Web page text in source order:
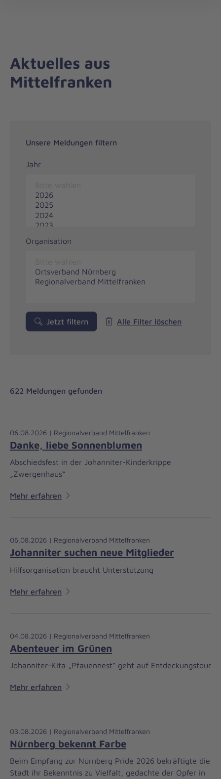
Aktuelles aus
Mittelfranken
Unsere Meldungen filtern
Jahr
Organisation
Jetzt filtern Alle Filter löschen
622 Meldungen gefunden
06.08.2026 | Regionalverband Mittelfranken
Danke, liebe Sonnenblumen
Abschiedsfest in der Johanniter-Kinderkrippe
„Zwergenhaus“
Mehr erfahren
06.08.2026 | Regionalverband Mittelfranken
Johanniter suchen neue Mitglieder
Hilfsorganisation braucht Unterstützung
Mehr erfahren
04.08.2026 | Regionalverband Mittelfranken
Abenteuer im Grünen
Johanniter-Kita „Pfauennest“ geht auf Entdeckungstour
Mehr erfahren
03.08.2026 | Regionalverband Mittelfranken
Nürnberg bekennt Farbe
Beim Empfang zur Nürnberg Pride 2026 bekräftigte die
Stadt ihr Bekenntnis zu Vielfalt, gedachte der Opfer in